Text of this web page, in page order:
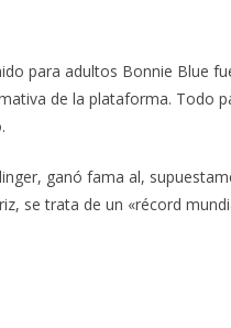
para adultos Bonnie Blue
de la plataforma. Todo
ganó fama al,
se trata de un «récord